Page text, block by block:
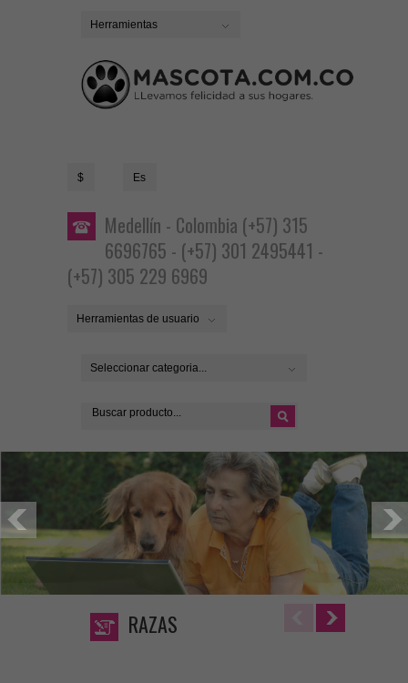
Herramientas
$ Es
Medellín - Colombia (+57) 315
6696765 - (+57) 301 2495441 -
(+57) 305 229 6969
Herramientas de usuario
Seleccionar categoria...
RAZAS